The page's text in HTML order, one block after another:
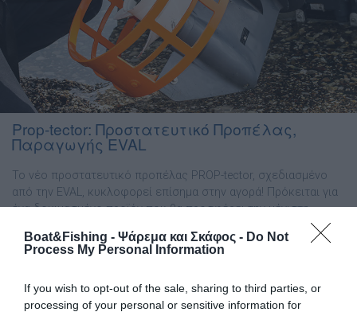
Boat&Fishing - Ψάρεμα και Σκάφος - Do Not
Process My Personal Information
If you wish to opt-out of the sale, sharing to third parties, or
processing of your personal or sensitive information for
Prop-tector: Προστατευτικό Προπέλας,
Παραγωγής EVAL
Το νέο προστατευτικό προπέλας PROP-tector, σχεδιασµένο
από την EVAL, κυκλοφορεί επίσηµα στην αγορά! Πρόκειται για
ένα δοκιµασµένο προϊόν που θα προσφέρει την µέγιστη
αντίσταση στο νερό, µικρότερη καταπόνηση της µηχανής,
υψηλότερες ταχύτητες πλεύσης, χαµηλότερη κατανάλωση και
πλαστικό προστατευτικό προπέλας). Όπως οι περισσότεροι